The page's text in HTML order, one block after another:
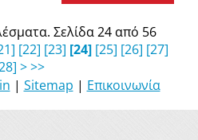
Σελίδα 24 από 56
[22] [23] [24] [25] [26] [27]
> >>
| Sitemap | Επικοινωνία